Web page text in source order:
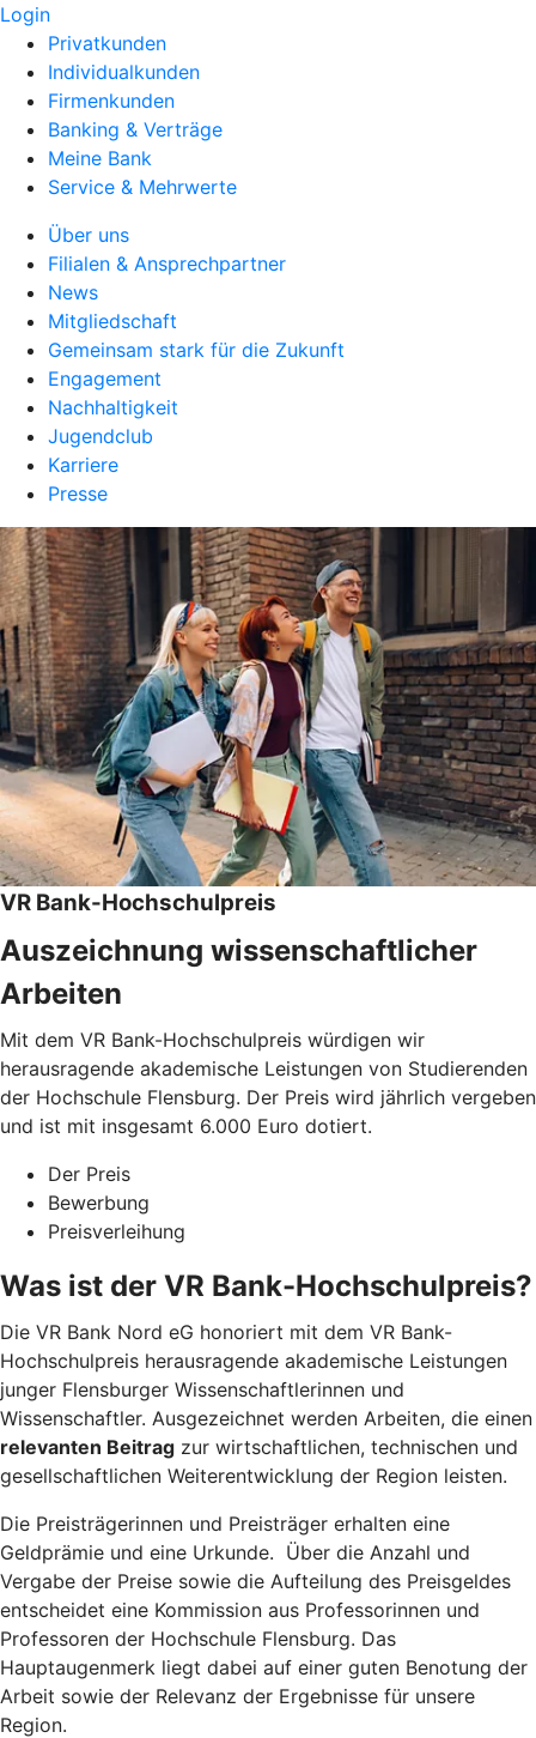
Login
Privatkunden
Individualkunden
Firmenkunden
Banking & Verträge
Meine Bank
Service & Mehrwerte
Über uns
Filialen & Ansprechpartner
News
Mitgliedschaft
Gemeinsam stark für die Zukunft
Engagement
Nachhaltigkeit
Jugendclub
Karriere
Presse
VR Bank-Hochschulpreis
Auszeichnung wissenschaftlicher
Arbeiten
Mit dem VR Bank-Hochschulpreis würdigen wir
herausragende akademische Leistungen von Studierenden
der Hochschule Flensburg. Der Preis wird jährlich vergeben
und ist mit insgesamt 6.000 Euro dotiert.
Der Preis
Bewerbung
Preisverleihung
Was ist der VR Bank-Hochschulpreis?
Die VR Bank Nord eG honoriert mit dem VR Bank-
Hochschulpreis herausragende akademische Leistungen
junger Flensburger Wissenschaftlerinnen und
Wissenschaftler. Ausgezeichnet werden Arbeiten, die einen
relevanten Beitrag zur wirtschaftlichen, technischen und
gesellschaftlichen Weiterentwicklung der Region leisten.
Die Preisträgerinnen und Preisträger erhalten eine
Geldprämie und eine Urkunde. Über die Anzahl und
Vergabe der Preise sowie die Aufteilung des Preisgeldes
entscheidet eine Kommission aus Professorinnen und
Professoren der Hochschule Flensburg. Das
Hauptaugenmerk liegt dabei auf einer guten Benotung der
Arbeit sowie der Relevanz der Ergebnisse für unsere
Region.